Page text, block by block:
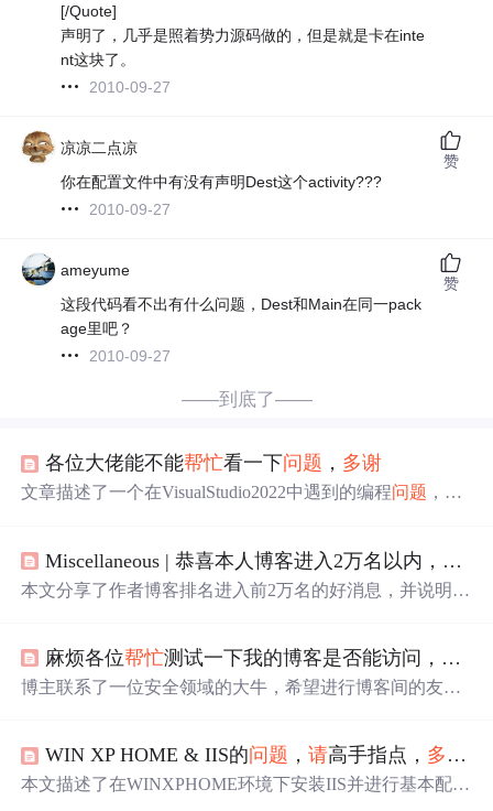
[/Quote]
声明了，几乎是照着势力源码做的，但是就是卡在inte
nt这块了。
2010-09-27
凉凉二点凉
你在配置文件中有没有声明Dest这个activity???
2010-09-27
赞
ameyume
这段代码看不出有什么问题，Dest和Main在同一pack
age里吧？
2010-09-27
赞
——到底了——
各位大佬能不能帮忙看一下问题 ， 多谢
文章描述了一个在VisualStudio2022中遇到的编程问题 ，包
涉及到数组操作和条件判断。
Miscellaneous | 恭喜本人博客进入2万名以内，
多谢
本文分享了作者博客排名进入前2万名的好消息，并说明博
麻烦各位帮忙测试一下我的博客是否能访问， 多谢
博主联系了一位安全领域的大牛，希望进行博客间的友情
时询问是网通还是电信线路的 问题。
WIN XP HOME & IIS的问题 ，请高手指点， 多谢
本文描述了在WINXPHOME环境下安装IIS并进行基本配置